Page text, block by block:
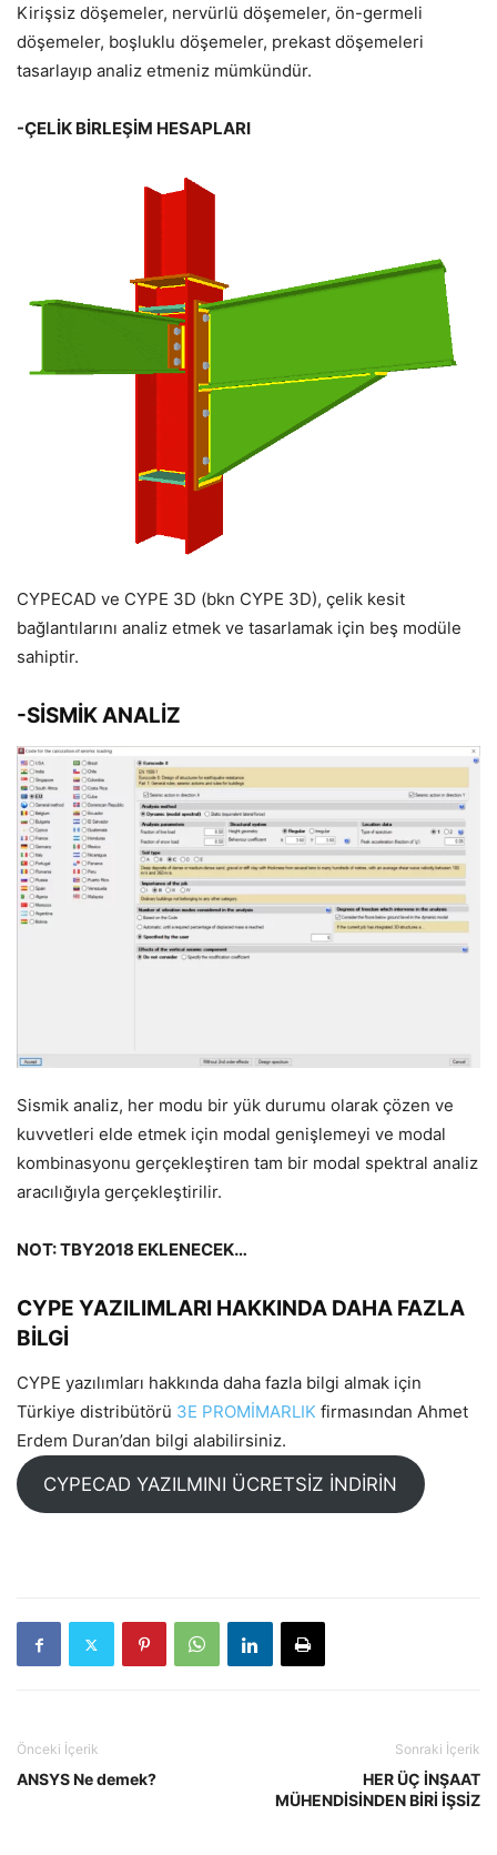
Kirişsiz döşemeler, nervürlü döşemeler, ön-germeli
döşemeler, boşluklu döşemeler, prekast döşemeleri
tasarlayıp analiz etmeniz mümkündür.
-ÇELİK BİRLEŞİM HESAPLARI
CYPECAD ve CYPE 3D (bkn CYPE 3D), çelik kesit
bağlantılarını analiz etmek ve tasarlamak için beş modüle
sahiptir.
-SİSMİK ANALİZ
Sismik analiz, her modu bir yük durumu olarak çözen ve
kuvvetleri elde etmek için modal genişlemeyi ve modal
kombinasyonu gerçekleştiren tam bir modal spektral analiz
aracılığıyla gerçekleştirilir.
NOT: TBY2018 EKLENECEK…
CYPE YAZILIMLARI HAKKINDA DAHA FAZLA
BİLGİ
CYPE yazılımları hakkında daha fazla bilgi almak için
Türkiye distribütörü 3E PROMİMARLIK firmasından Ahmet
Erdem Duran’dan bilgi alabilirsiniz.
CYPECAD YAZILMINI ÜCRETSİZ İNDİRİN
Önceki İçerik
ANSYS Ne demek?
Sonraki İçerik
HER ÜÇ İNŞAAT
MÜHENDİSİNDEN BİRİ İŞSİZ